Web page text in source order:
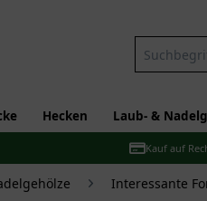
Hecken Laub- &
Kauf auf
Interessante